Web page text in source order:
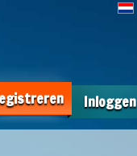
Inloggen